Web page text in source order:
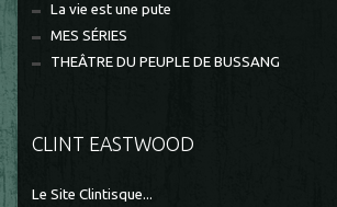
La vie est une pute
MES SÉRIES
THEÂTRE DU PEUPLE DE BUSSANG
CLINT EASTWOOD
Le Site Clintisque...